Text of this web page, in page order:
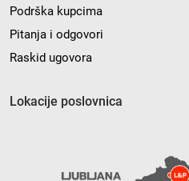
Podrška kupcima
Pitanja i odgovori
Raskid ugovora
Lokacije poslovnica